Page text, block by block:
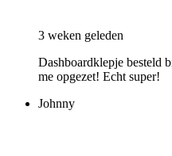
3 weken geleden
Dashboardklepje besteld
me opgezet! Echt super!
Johnny